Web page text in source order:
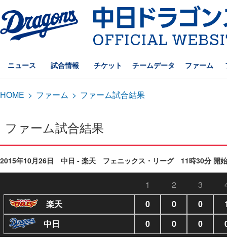
ニュース 試合情報 チケット チームデータ ファーム
HOME > ファーム > ファーム試合結果
ファーム試合結果
2015年10月26日 中日 - 楽天 フェニックス・リーグ 11時30分 開始
1 2 3
楽天
0 0 0
中日
0 0 0